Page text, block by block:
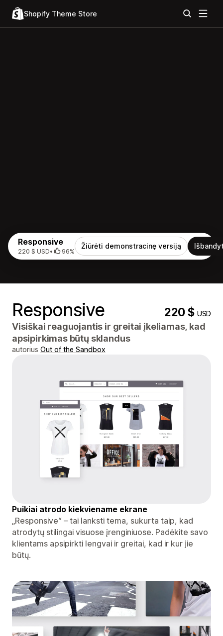
Shopify Theme Store
Responsive
220 $ USD• 96%
Žiūrėti demonstracinę versiją
Responsive 220 $USD
Visiškai reaguojantis ir greitai įkeliamas, kad
apsipirkimas būtų sklandus
autorius Out of the Sandbox
Puikiai atrodo kiekviename ekrane
„Responsive“ – tai lanksti tema, sukurta taip, kad
atrodytų stilingai visuose įrenginiuose. Padėkite savo
klientams apsipirkti lengvai ir greitai, kad ir kur jie
būtų.